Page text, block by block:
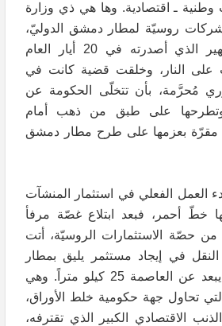
وطنية ـ اقتصادية. وها هي ذي وزارة
شركات روسيّة لمطار دمشق الدوليّ،
لكنها في بيانها الشهير الذي أصدرته في 20 أيار العام
على النار، وخلقت قضية كانت في
مُحرَّمة، بأن تتخلّى الحكومة عن
وتطرحها على طبق من ذهب أمام
مقرّة بعزمها على طرح مطار دمشق
العمل الفعلي في استثمار المنشآت
خطّ أحمر، فبعد ابتلاع غصّة مرفأ
حصّة الاستثمارات الروسيّة، أتت
النقل في إيجاد مستثمر يليق بمطار
دمشق الدوليّ الذي يبعد عن العاصمة 25 كيلو متراً. وهي
تحاول جهة حكومية خلط الأوراق،
الاقتصادي الكبير الذي تقترفه،